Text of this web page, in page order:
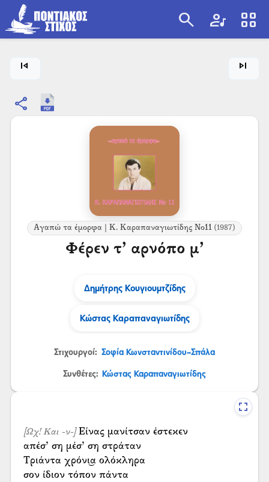
search artist view_cozy
skip_previous skip_next
share
Αγαπώ τα έμορφα | Κ. Καραπαναγιωτίδης Νο11 (1987)
Φέρεν τ’ αρνόπο μ’
Δημήτρης Κουγιουμτζίδης
Κώστας Καραπαναγιωτίδης
Στιχουργοί: Σοφία Κωνσταντινίδου-Σπάλα
Συνθέτες: Κώστας Καραπαναγιωτίδης
[Ωχ! Και -ν-]Είνας μανίτσαν έστεκεν
απέσ’ ση μέσ’ ση στράταν
Τριάντα χρόνι͜α ολόκληρα
σον ίδιον τόπον πάντα